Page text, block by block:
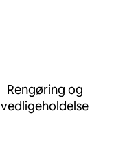
Rengøring og
vedligeholdelse